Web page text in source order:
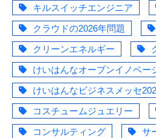
キルスイッチエンジニア
クラウドの2026年問題
クリーンエネルギー
けいはんなオープンイノベー
けいはんなビジネスメッセ
コスチュームジュエリー
コンサルティング
サ